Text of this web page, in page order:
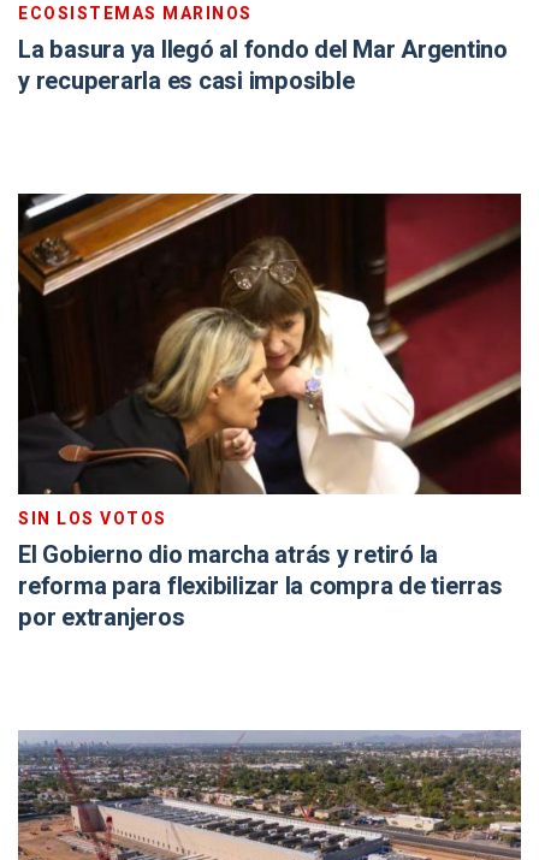
ECOSISTEMAS MARINOS
La basura ya llegó al fondo del Mar Argentino
y recuperarla es casi imposible
SIN LOS VOTOS
El Gobierno dio marcha atrás y retiró la
reforma para flexibilizar la compra de tierras
por extranjeros